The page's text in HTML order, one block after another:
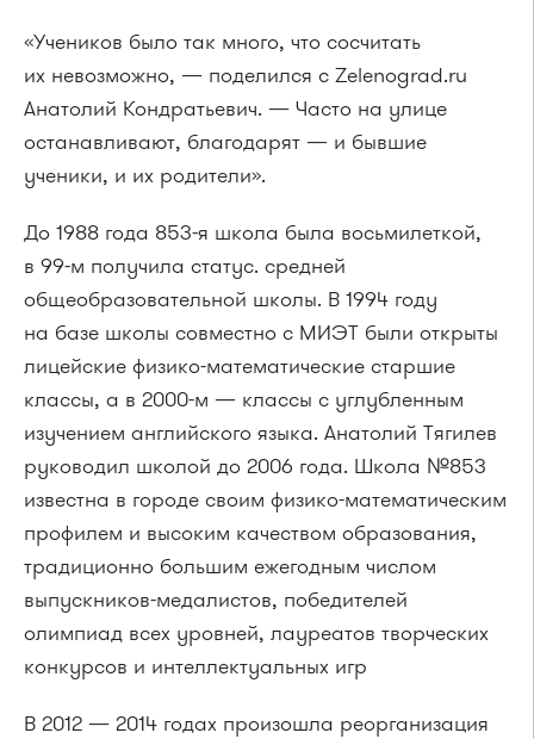
«Учеников было так много, что сосчитать
их невозможно, — поделился с Zelenograd.ru
Анатолий Кондратьевич. — Часто на улице
останавливают, благодарят — и бывшие
ученики, и их родители».
До 1988 года 853-я школа была восьмилеткой,
в 99-м получила статус. средней
общеобразовательной школы. В 1994 году
на базе школы совместно с МИЭТ были открыты
лицейские физико-математические старшие
классы, а в 2000-м — классы с углубленным
изучением английского языка. Анатолий Тягилев
руководил школой до 2006 года. Школа №853
известна в городе своим физико-математическим
профилем и высоким качеством образования,
традиционно большим ежегодным числом
выпускников-медалистов, победителей
олимпиад всех уровней, лауреатов творческих
конкурсов и интеллектуальных игр
В 2012 — 2014 годах произошла реорганизация